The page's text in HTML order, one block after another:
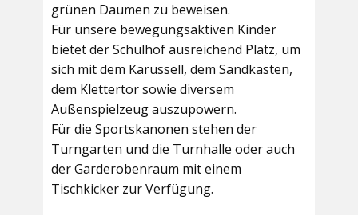
grünen Daumen zu beweisen.
Für unsere bewegungsaktiven Kinder
bietet derSchulhofausreichend Platz, um
sich mit dem Karussell, dem Sandkasten,
dem Klettertor sowie diversem
Außenspielzeug auszupowern.
Für die Sportskanonen stehen der
Turngarten und die Turnhalle oder auch
derGarderobenraum mit einem
Tischkicker zur Verfügung.